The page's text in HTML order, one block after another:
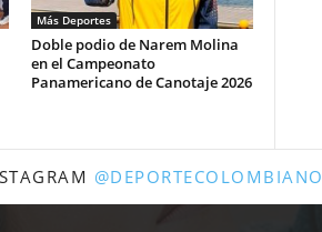
Más Deportes
Doble podio de Narem Molina
en el Campeonato
Panamericano de Canotaje 2026
@DEPORTECOLOMBIANO